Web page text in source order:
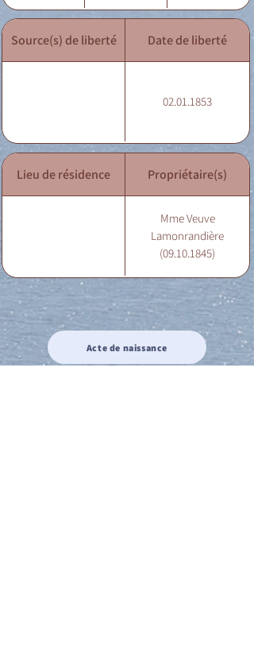
Source(s) de liberté Date de liberté
02.01.1853
Lieu de résidence Propriétaire(s)
Mme Veuve
Lamonrandière
(09.10.1845)
Acte de naissance